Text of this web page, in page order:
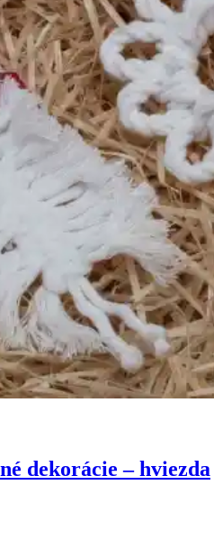
dekorácie – hviezda